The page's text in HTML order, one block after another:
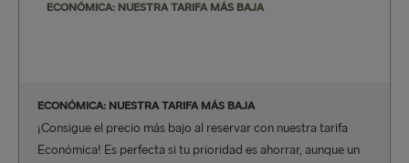
ECONÓMICA: NUESTRA TARIFA MÁS BAJA
ECONÓMICA: NUESTRA TARIFA MÁS BAJA
¡Consigue el precio más bajo al reservar con nuestra tarifa
Económica! Es perfecta si tu prioridad es ahorrar, aunque un